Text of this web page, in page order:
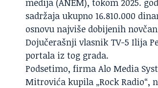
sadržaja ukupno 16.810.000
osnovu najviše dobijenih
Dojučerašnji vlasnik TV-5 Ilija
portala iz tog grada.
Podsetimo, firma Alo Media
Mitrovića kupila „Rock Radio“,